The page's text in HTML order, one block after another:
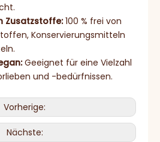
Zusatzstoffe:100 % frei von
Konservierungsmitteln
Geeignet für eine Vielzahl
und -bedürfnissen.
Vorherige:
Nächste: